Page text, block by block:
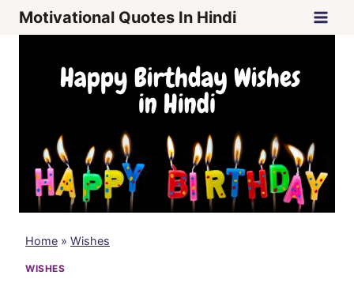
SkipMotivational Quotes In Hindi
Home » Wishes
WISHES